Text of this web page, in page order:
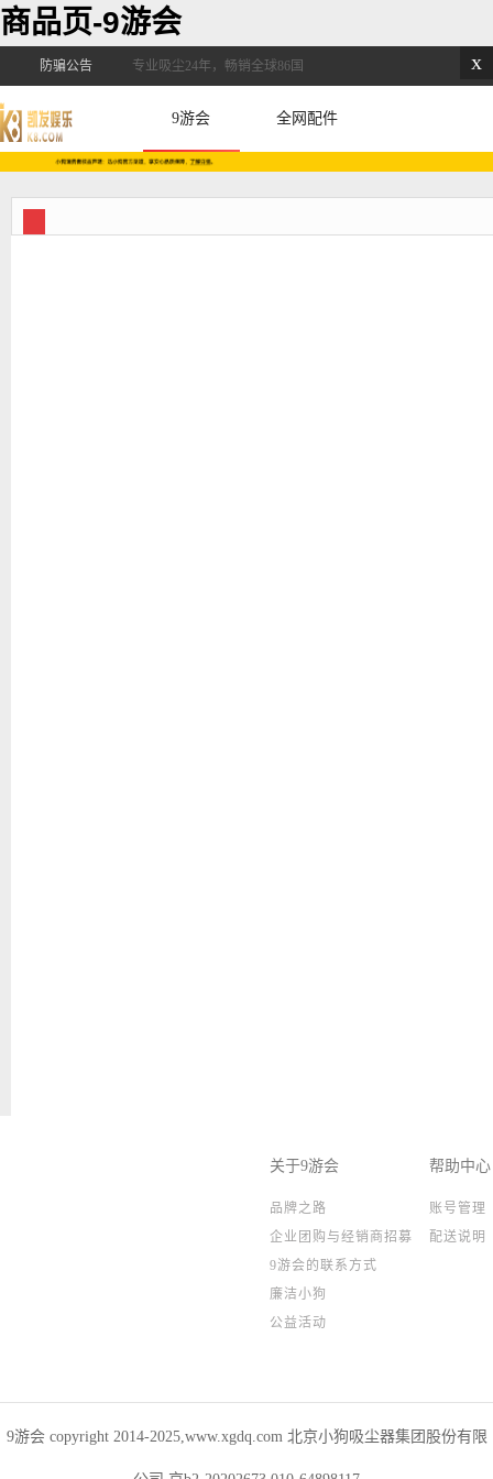
商品页-9游会
x
防骗公告 专业吸尘24年，畅销全球86国
9游会 全网配件
关于9游会
品牌之路
企业团购与经销商招募
9游会的联系方式
廉洁小狗
公益活动
帮助中心
账号管理
配送说明
9游会 copyright 2014-2025,www.xgdq.com 北京小狗吸尘器集团股份有限